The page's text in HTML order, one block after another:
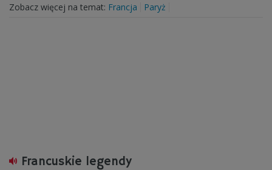
Zobacz więcej na temat: Francja Paryż
Francuskie legendy